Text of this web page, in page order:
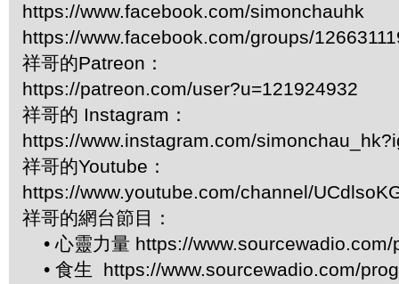
https://www.facebook.com/simonchauhk
https://www.facebook.com/groups/
祥哥的Patreon：
https://patreon.com/user?u=121924932
祥哥的 Instagram：
https://www.instagram.com/
祥哥的Youtube：
https://www.youtube.com/channel/
祥哥的網台節目：
• 心靈力量 https://
• 食生 https://www.sourcewadio.com/